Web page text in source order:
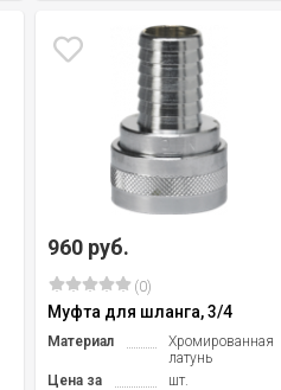
960 руб.
(0)
Муфта для шланга, 3/4
Материал
Хромированная
латунь
Цена за
шт.